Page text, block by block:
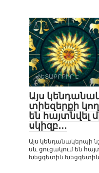
ՀԵՏԱՔՐՔԻՐ Է
Այս
տիեզերքի
են հայտնվել
սկիզբ․․․
Այս կենդանակերպի
սև ցուցակում են
Խեցգետին